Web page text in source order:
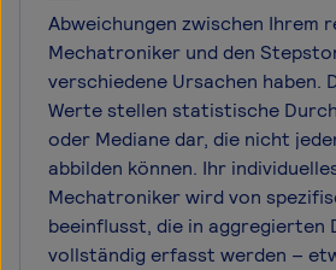
Abweichungen zwischen Ihrem
Mechatroniker und den
verschiedene Ursachen haben.
Werte stellen statistische
oder Mediane dar, die nicht
abbilden können. Ihr
Mechatroniker wird von
beeinflusst, die in aggregierten
vollständig erfasst werden –